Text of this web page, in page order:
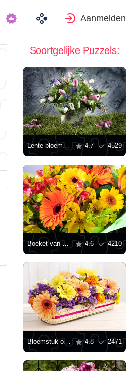
Aanmelden
Soortgelijke Puzzels:
Lente bloemen boeket 4.7 4529
Boeket van gele gerbera's 4.6 4210
Bloemstuk op tafel 4.8 2471